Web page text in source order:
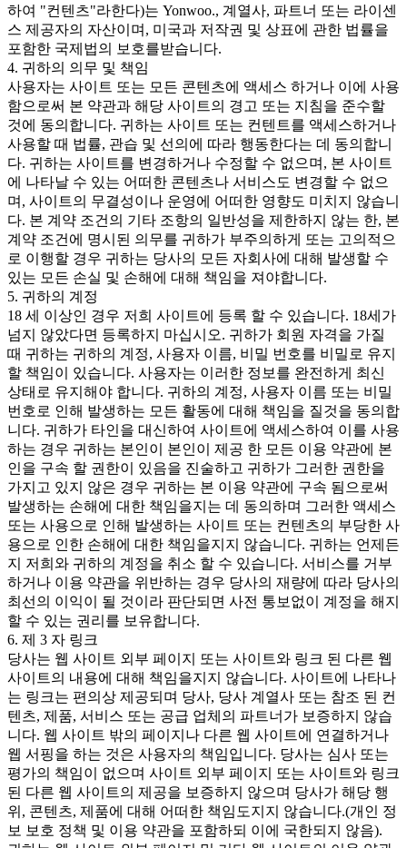
하여 "컨텐츠"라한다)는 Yonwoo., 계열사, 파트너 또는 라이센
스 제공자의 자산이며, 미국과 저작권 및 상표에 관한 법률을
포함한 국제법의 보호를받습니다.
4. 귀하의 의무 및 책임
사용자는 사이트 또는 모든 콘텐츠에 액세스 하거나 이에 사용
함으로써 본 약관과 해당 사이트의 경고 또는 지침을 준수할
것에 동의합니다. 귀하는 사이트 또는 컨텐트를 액세스하거나
사용할 때 법률, 관습 및 선의에 따라 행동한다는 데 동의합니
다. 귀하는 사이트를 변경하거나 수정할 수 없으며, 본 사이트
에 나타날 수 있는 어떠한 콘텐츠나 서비스도 변경할 수 없으
며, 사이트의 무결성이나 운영에 어떠한 영향도 미치지 않습니
다. 본 계약 조건의 기타 조항의 일반성을 제한하지 않는 한, 본
계약 조건에 명시된 의무를 귀하가 부주의하게 또는 고의적으
로 이행할 경우 귀하는 당사의 모든 자회사에 대해 발생할 수
있는 모든 손실 및 손해에 대해 책임을 져야합니다.
5. 귀하의 계정
18 세 이상인 경우 저희 사이트에 등록 할 수 있습니다. 18세가
넘지 않았다면 등록하지 마십시오. 귀하가 회원 자격을 가질
때 귀하는 귀하의 계정, 사용자 이름, 비밀 번호를 비밀로 유지
할 책임이 있습니다. 사용자는 이러한 정보를 완전하게 최신
상태로 유지해야 합니다. 귀하의 계정, 사용자 이름 또는 비밀
번호로 인해 발생하는 모든 활동에 대해 책임을 질것을 동의합
니다. 귀하가 타인을 대신하여 사이트에 액세스하여 이를 사용
하는 경우 귀하는 본인이 본인이 제공 한 모든 이용 약관에 본
인을 구속 할 권한이 있음을 진술하고 귀하가 그러한 권한을
가지고 있지 않은 경우 귀하는 본 이용 약관에 구속 됨으로써
발생하는 손해에 대한 책임을지는 데 동의하며 그러한 액세스
또는 사용으로 인해 발생하는 사이트 또는 컨텐츠의 부당한 사
용으로 인한 손해에 대한 책임을지지 않습니다. 귀하는 언제든
지 저희와 귀하의 계정을 취소 할 수 있습니다. 서비스를 거부
하거나 이용 약관을 위반하는 경우 당사의 재량에 따라 당사의
최선의 이익이 될 것이라 판단되면 사전 통보없이 계정을 해지
할 수 있는 권리를 보유합니다.
6. 제 3 자 링크
당사는 웹 사이트 외부 페이지 또는 사이트와 링크 된 다른 웹
사이트의 내용에 대해 책임을지지 않습니다. 사이트에 나타나
는 링크는 편의상 제공되며 당사, 당사 계열사 또는 참조 된 컨
텐츠, 제품, 서비스 또는 공급 업체의 파트너가 보증하지 않습
니다. 웹 사이트 밖의 페이지나 다른 웹 사이트에 연결하거나
웹 서핑을 하는 것은 사용자의 책임입니다. 당사는 심사 또는
평가의 책임이 없으며 사이트 외부 페이지 또는 사이트와 링크
된 다른 웹 사이트의 제공을 보증하지 않으며 당사가 해당 행
위, 콘텐츠, 제품에 대해 어떠한 책임도지지 않습니다.(개인 정
보 보호 정책 및 이용 약관을 포함하되 이에 국한되지 않음).